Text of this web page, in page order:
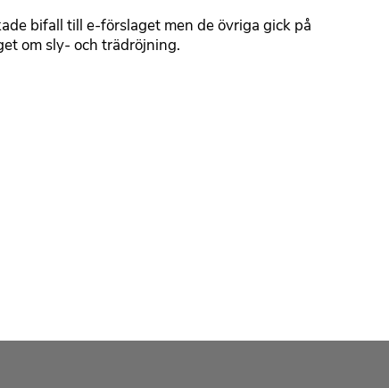
bifall till e-förslaget men de övriga gick på
om sly- och trädröjning.